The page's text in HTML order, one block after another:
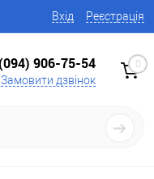
Вхід Реєстрація
906-75-54
Замовити дзвінок
0